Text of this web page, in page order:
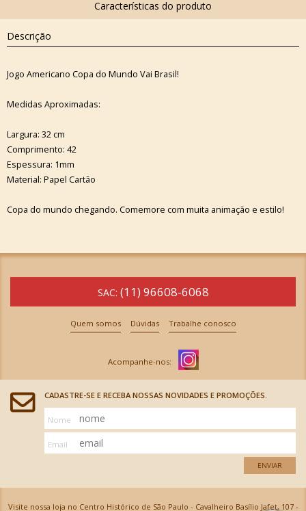
Descrição
Jogo Americano Copa do Mundo Vai Brasil!
Medidas Aproximadas:
Largura: 32 cm
Comprimento: 42
Espessura: 1mm
Material: Papel Cartão
Copa do mundo chegando. Comemore com muita animação e estilo!
SAC: (11) 96608-6068
Quem somos Dúvidas Trabalhe conosco
CADASTRE-SE E RECEBA NOSSAS NOVIDADES E PROMOÇÕES.
Nome
Email
ENVIAR
Visite nossa loja no Centro Histórico de São Paulo - Cavalheiro Basílio Jafet, 107 -